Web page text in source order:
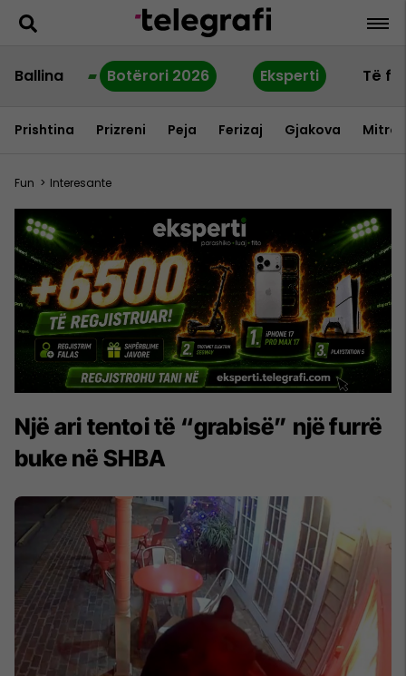
Ballina Botërori 2026 Eksperti Të
Prishtina Prizreni Peja Ferizaj Gjakova
Fun > Interesante
Një ari tentoi të “grabisë” një furrë
buke në SHBA